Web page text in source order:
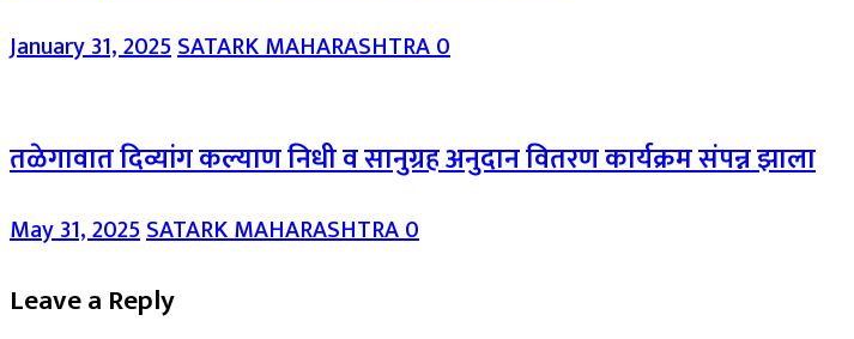
January 31, 2025SATARK MAHARASHTRA0
तळेगावात दिव्यांग कल्याण निधी व सानुग्रह अनुदान वितरण कार्यक्रम संपन्न झाला
May 31, 2025SATARK MAHARASHTRA0
Leave a Reply